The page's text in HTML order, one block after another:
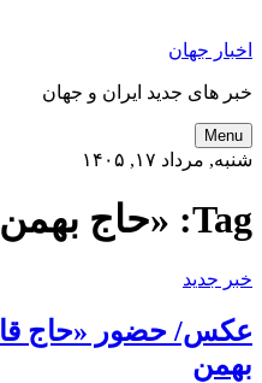
اخبار جهان
خبر های جدید ایران و جهان
Menu
شنبه, مرداد ۱۷, ۱۴۰۵
Tag: «حاج بهمن
خبر جدید
بهمن